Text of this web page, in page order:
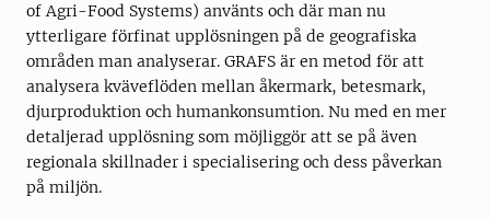
of Agri-Food Systems) använts och där man nu
ytterligare förfinat upplösningen på de geografiska
områden man analyserar. GRAFS är en metod för att
analysera kväveflöden mellan åkermark, betesmark,
djurproduktion och humankonsumtion. Nu med en mer
detaljerad upplösning som möjliggör att se på även
regionala skillnader i specialisering och dess påverkan
på miljön.